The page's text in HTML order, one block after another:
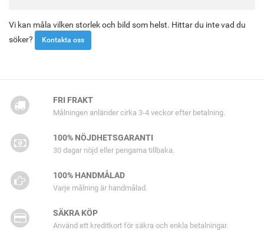
Vi kan måla vilken storlek och bild som helst. Hittar du inte vad du
söker?
Kontakta oss
FRI FRAKT
Målningen anländer cirka 3-4 veckor efter betalning.
100% NÖJDHETSGARANTI
30 dagar nöjd eller pengarna tillbaka.
100% HANDMÅLAD
Varje målning är handmålad.
SÄKRA KÖP
Använd ett kreditkort för säkra och enkla betalningar.